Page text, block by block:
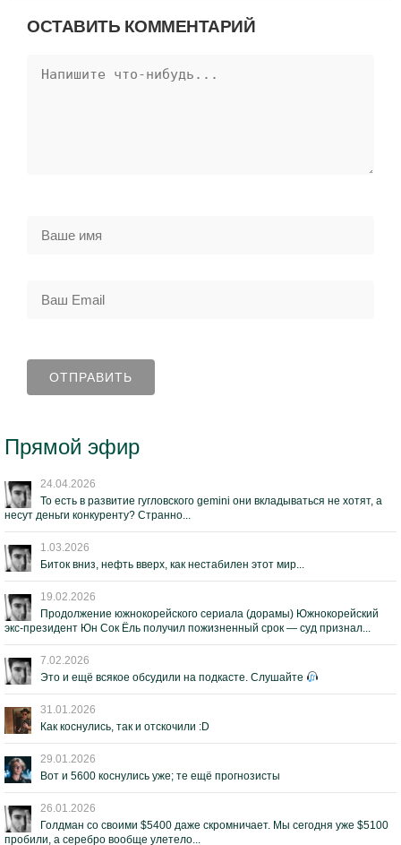
ОСТАВИТЬ КОММЕНТАРИЙ
Прямой эфир
24.04.2026
То есть в развитие гугловского gemini они вкладываться не хотят, а
несут деньги конкуренту? Странно...
1.03.2026
Биток вниз, нефть вверх, как нестабилен этот мир...
19.02.2026
Продолжение южнокорейского сериала (дорамы) Южнокорейский
экс-президент Юн Сок Ёль получил пожизненный срок — суд признал...
7.02.2026
Это и ещё всякое обсудили на подкасте. Слушайте
31.01.2026
Как коснулись, так и отскочили :D
29.01.2026
Вот и 5600 коснулись уже; те ещё прогнозисты
26.01.2026
Голдман со своими $5400 даже скромничает. Мы сегодня уже $5100
пробили, а серебро вообще улетело...